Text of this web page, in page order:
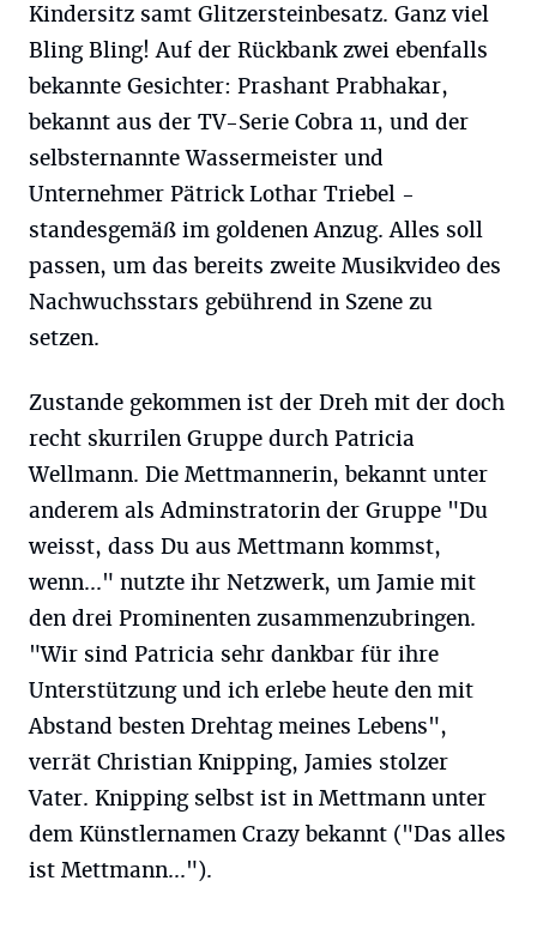
Kindersitz samt Glitzersteinbesatz. Ganz viel
Bling Bling! Auf der Rückbank zwei ebenfalls
bekannte Gesichter: Prashant Prabhakar,
bekannt aus der TV-Serie Cobra 11, und der
selbsternannte Wassermeister und
Unternehmer Pätrick Lothar Triebel -
standesgemäß im goldenen Anzug. Alles soll
passen, um das bereits zweite Musikvideo des
Nachwuchsstars gebührend in Szene zu
setzen.
Zustande gekommen ist der Dreh mit der doch
recht skurrilen Gruppe durch Patricia
Wellmann. Die Mettmannerin, bekannt unter
anderem als Adminstratorin der Gruppe "Du
weisst, dass Du aus Mettmann kommst,
wenn..." nutzte ihr Netzwerk, um Jamie mit
den drei Prominenten zusammenzubringen.
"Wir sind Patricia sehr dankbar für ihre
Unterstützung und ich erlebe heute den mit
Abstand besten Drehtag meines Lebens",
verrät Christian Knipping, Jamies stolzer
Vater. Knipping selbst ist in Mettmann unter
dem Künstlernamen Crazy bekannt ("Das alles
ist Mettmann...").